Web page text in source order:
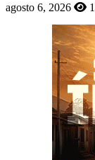
agosto 6, 2026